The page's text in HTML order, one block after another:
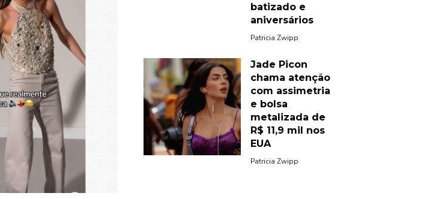
batizado e
aniversários
Patricia Zwipp
Jade Picon
chama atenção
com assimetria
e bolsa
metalizada de
R$ 11,9 mil nos
EUA
Patricia Zwipp